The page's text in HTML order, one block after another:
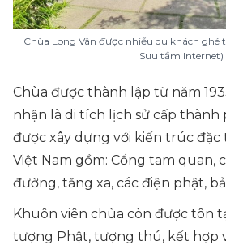
Chùa Long Vân được nhiều du khách ghé
Sưu tầm Internet)
Chùa được thành lập từ năm
nhận là di tích lịch sử cấp thành
được xây dựng với kiến trúc
Việt Nam gồm: Cổng tam quan,
đường, tăng xa, các điện phật,
Khuôn viên chùa còn được tôn
tượng Phật, tượng thú, kết hợp